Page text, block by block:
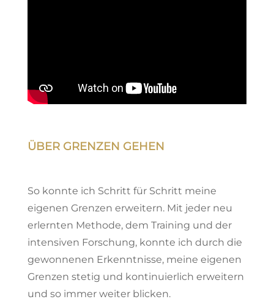
ÜBER GRENZEN GEHEN
So konnte ich Schritt für Schritt meine
eigenen Grenzen erweitern. Mit jeder neu
erlernten Methode, dem Training und der
intensiven Forschung, konnte ich durch die
gewonnenen Erkenntnisse, meine eigenen
Grenzen stetig und kontinuierlich erweitern
und so immer weiter blicken.